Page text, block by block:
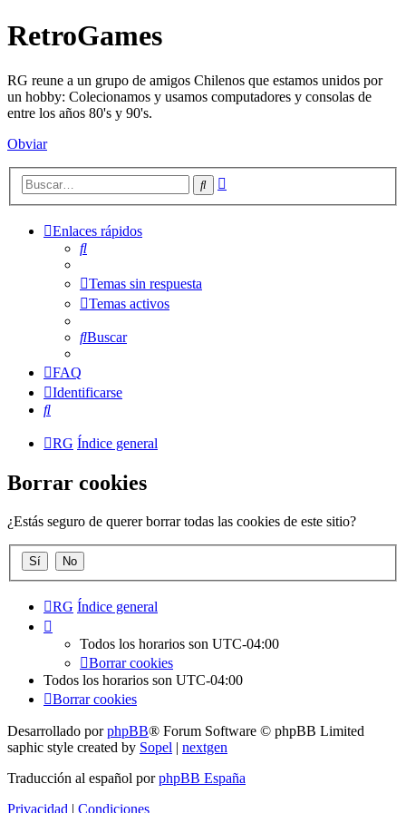
RetroGames
RG reune a un grupo de amigos Chilenos que estamos unidos por
un hobby: Colecionamos y usamos computadores y consolas de
entre los años 80's y 90's.
Obviar
Buscar
Enlaces rápidos
Buscar
Temas sin respuesta
Temas activos
Buscar
FAQ
Identificarse
Buscar
RG Índice general
Borrar cookies
¿Estás seguro de querer borrar todas las cookies de este sitio?
RG Índice general
Todos los horarios son UTC-04:00
Borrar cookies
Todos los horarios son UTC-04:00
Borrar cookies
Desarrollado porphpBB® Forum Software © phpBB Limited
saphic style created by Sopel | nextgen
Traducción al español porphpBB España
Privacidad | Condiciones